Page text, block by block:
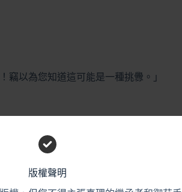
版權聲明
竊以為您知道這可能是一種挑釁。」
天早晨，自己被人強行帶離，當時的